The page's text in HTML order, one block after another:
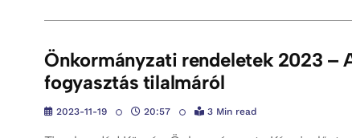
Önkormányzati rendeletek 2023 –
fogyasztás tilalmáról
2023-11-19 20:57 3 Min read